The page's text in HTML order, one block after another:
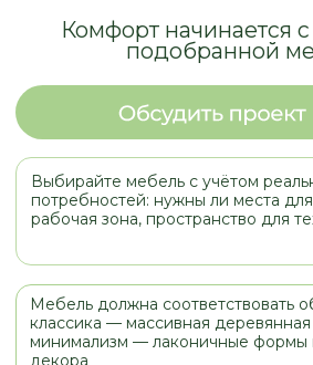
Библиотеки под заказ позволяют создавать
индивидуальные решения для хранения и
зонирования
Корпусная мебель из массива дерева или
качественного МДФ прослужит дольше и будет
безопаснее для здоровья
Мебель должна соответствовать общему стилю:
классика — массивная деревянная мебель,
минимализм — лаконичные формы и минимум